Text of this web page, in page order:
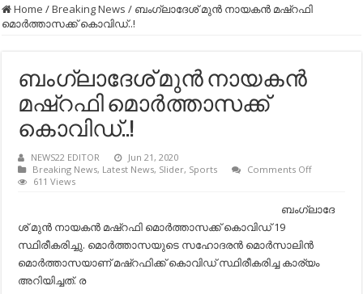
Home /Breaking News / ബംഗ്ലാദേശ് മുൻ നായകൻ മഷ്റഫി
മൊർത്താസക്ക് കൊവിഡ്..!
ബംഗ്ലാദേശ് മുൻ നായകൻ
മഷ്റഫി മൊർത്താസക്ക്
കൊവിഡ്..!
NEWS22 EDITOR
Jun 21, 2020
Breaking News, Latest News, Slider, Sports Comments Offon
നായകൻ
മഷ്റഫി
കൊവിഡ്..!
611 Views
ബംഗ്ലാദേ
ശ് മുൻ നായകൻ മഷ്റഫി മൊർത്താസക്ക് കൊവിഡ് 19
സ്ഥിരീകരിച്ചു. മൊർത്താസയുടെ സഹോദരൻ മൊർസാലിൻ
മൊർത്താസയാണ് മഷ്റഫിക്ക് കൊവിഡ‍് സ്ഥിരീകരിച്ച കാര്യം
അറിയിച്ചത്. ര